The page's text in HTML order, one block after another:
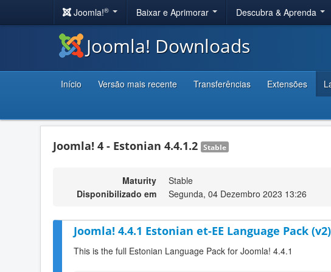
Joomla!® Baixar e Aprimorar Descubra & Aprenda
Joomla! Downloads
Início Versão mais recente Transferências Extensões
Joomla! 4 - Estonian 4.4.1.2 Stable
Maturity
Stable
Disponibilizado em
Segunda, 04 Dezembro 2023 13:26
Joomla! 4.4.1 Estonian et-EE Language Pack (v2)
This is the full Estonian Language Pack for Joomla! 4.4.1